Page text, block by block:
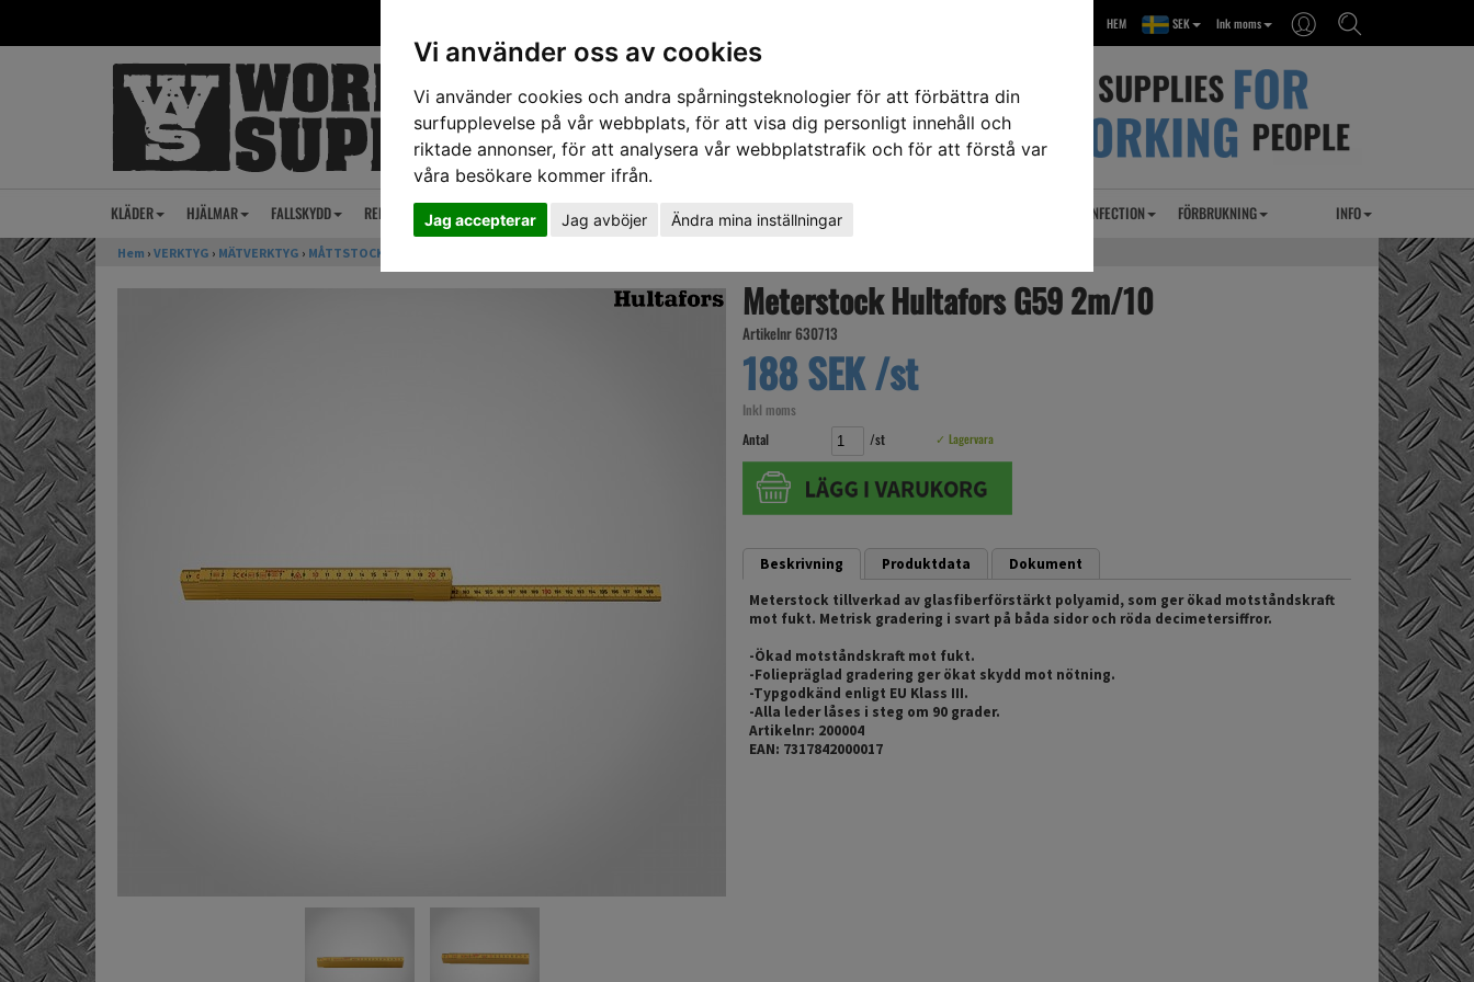
Vi använder oss av cookies
Vi använder cookies och andra spårningsteknologier för att förbättra din
surfupplevelse på vår webbplats, för att visa dig personligt innehåll och
riktade annonser, för att analysera vår webbplatstrafik och för att förstå var
våra besökare kommer ifrån.
Jag accepterar Jag avböjer Ändra mina inställningar
Ink moms
SEK
HEM
KLÄDER HJÄLMAR FALLSKYDD REP ANSIKTSSKYDD HÖRSELSKYDD HANDSKAR SKOR VERKTYG UVC DESINFECTION FÖRBRUKNING INFO
Hem › VERKTYG › MÄTVERKTYG › MÅTTSTOCKAR
Meterstock Hultafors G59 2m/10
Artikelnr 630713
188 SEK /st
Inkl moms
Antal
/st ✓ Lagervara
Beskrivning Produktdata
Dokument
Meterstock tillverkad av glasfiberförstärkt polyamid, som ger ökad motståndskraft
mot fukt. Metrisk gradering i svart på båda sidor och röda decimetersiffror.
-Ökad motståndskraft mot fukt.
-Foliepräglad gradering ger ökat skydd mot nötning.
-Typgodkänd enligt EU Klass III.
-Alla leder låses i steg om 90 grader.
Artikelnr: 200004
EAN: 7317842000017